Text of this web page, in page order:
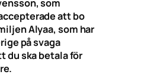
som
att bo
Alyaa, som har
på svaga
du ska betala för